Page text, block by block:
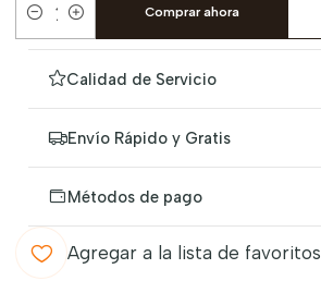
Cantidad
Comprar ahora
Calidad de Servicio
Envío Rápido y Gratis
Métodos de pago
Agregar a la lista de favoritos